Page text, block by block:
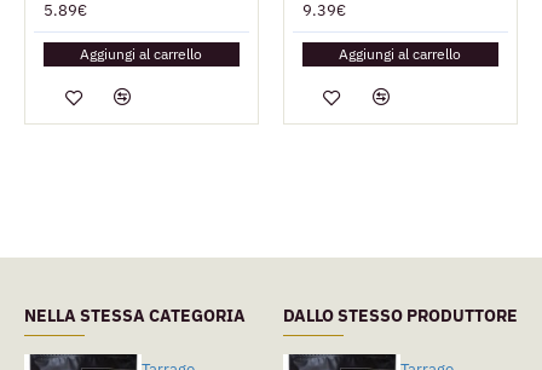
5.89€
Aggiungi al carrello
9.39€
Aggiungi al carrello
NELLA STESSA CATEGORIA DALLO STESSO PRODUTTORE